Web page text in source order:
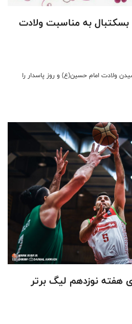
به مناسبت ولادت
ولادت امام حسین(ع) و روز پاسدار را
هفته نوزدهم لیگ برتر